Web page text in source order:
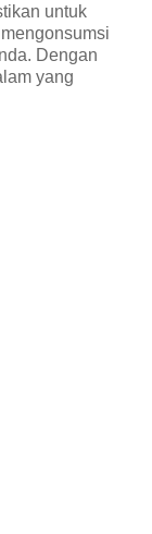
untuk
Dengan
yang